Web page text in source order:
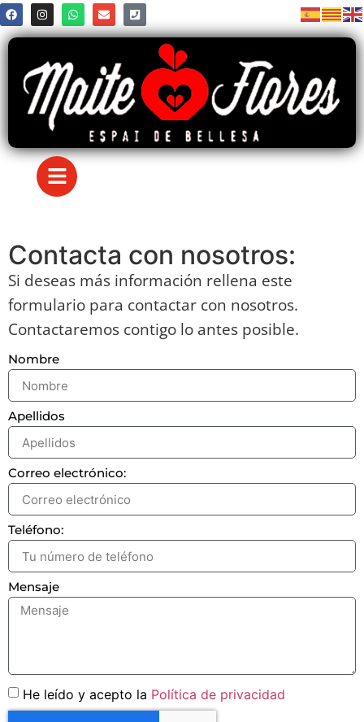
Contacta con nosotros:
Si deseas más información rellena este
formulario para contactar con nosotros.
Contactaremos contigo lo antes posible.
Nombre
Apellidos
Correo electrónico:
Teléfono:
Mensaje
He leído y acepto la Política de privacidad